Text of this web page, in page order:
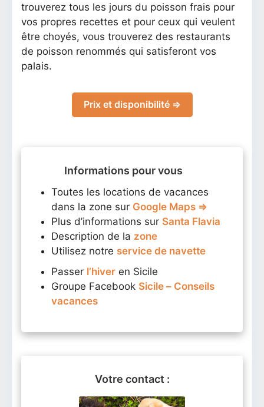
trouverez tous les jours du poisson frais pour
vos propres recettes et pour ceux qui veulent
être choyés, vous trouverez des restaurants
de poisson renommés qui satisferont vos
palais.
Prix et disponibilité ⇒
Informations pour vous
Toutes les locations de vacances
dans la zone sur Google Maps ⇒
Plus d’informations sur Santa Flavia
Description de la zone
Utilisez notre service de navette
Passer l’hiver en Sicile
Groupe Facebook Sicile – Conseils
vacances
Votre contact :